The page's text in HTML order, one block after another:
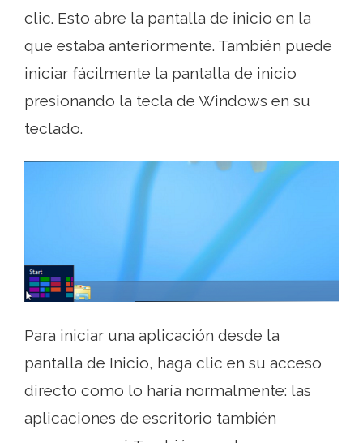
clic. Esto abre la pantalla de inicio en la
que estaba anteriormente. También puede
iniciar fácilmente la pantalla de inicio
presionando la tecla de Windows en su
teclado.
Para iniciar una aplicación desde la
pantalla de Inicio, haga clic en su acceso
directo como lo haría normalmente: las
aplicaciones de escritorio también